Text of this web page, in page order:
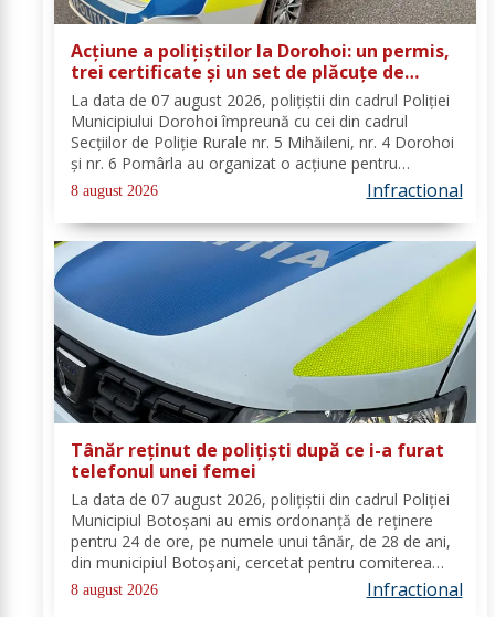
Acțiune a polițiștilor la Dorohoi: un permis,
trei certificate și un set de plăcuțe de
înmatriculare reținute
La data de 07 august 2026, polițiștii din cadrul Poliției
Municipiului Dorohoi împreună cu cei din cadrul
Secțiilor de Poliție Rurale nr. 5 Mihăileni, nr. 4 Dorohoi
și nr. 6 Pomârla au organizat o acțiune pentru
prevenirea și combaterea faptelor de natură penală și
contravențională, verificarea...
8 august 2026 Infractional
Tânăr reținut de polițiști după ce i-a furat
telefonul unei femei
La data de 07 august 2026, polițiștii din cadrul Poliției
Municipiul Botoșani au emis ordonanță de reținere
pentru 24 de ore, pe numele unui tânăr, de 28 de ani,
din municipiul Botoșani, cercetat pentru comiterea
infracțiunii de furt. În urma probatoriului administrat,
s-a stabilit faptul că, în...
8 august 2026 Infractional